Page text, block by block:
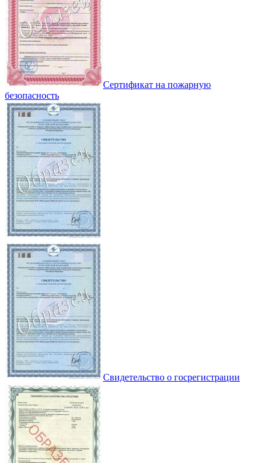
Сертификат на пожарную
безопасность
Свидетельство о госрегистрации